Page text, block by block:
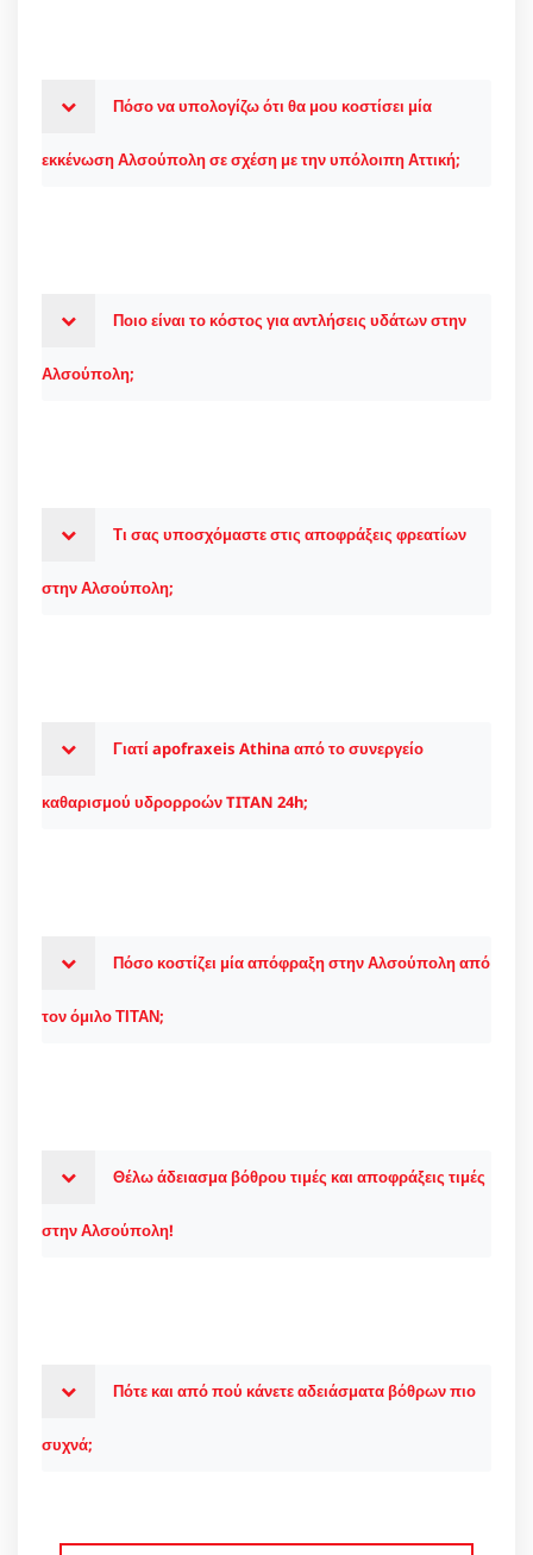
Πόσο να υπολογίζω ότι θα μου κοστίσει μία
εκκένωση Αλσούπολη σε σχέση με την υπόλοιπη Αττική;
Ποιο είναι το κόστος για αντλήσεις υδάτων στην
Αλσούπολη;
Τι σας υποσχόμαστε στις αποφράξεις φρεατίων
στην Αλσούπολη;
Γιατί apofraxeis Athina από το συνεργείο
καθαρισμού υδρορροών TITAN 24h;
Πόσο κοστίζει μία απόφραξη στην Αλσούπολη από
τον όμιλο ΤΙΤΑΝ;
Θέλω άδειασμα βόθρου τιμές και αποφράξεις τιμές
στην Αλσούπολη!
Πότε και από πού κάνετε αδειάσματα βόθρων πιο
συχνά;